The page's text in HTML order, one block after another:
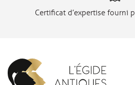
Certificat d’expertise fourni